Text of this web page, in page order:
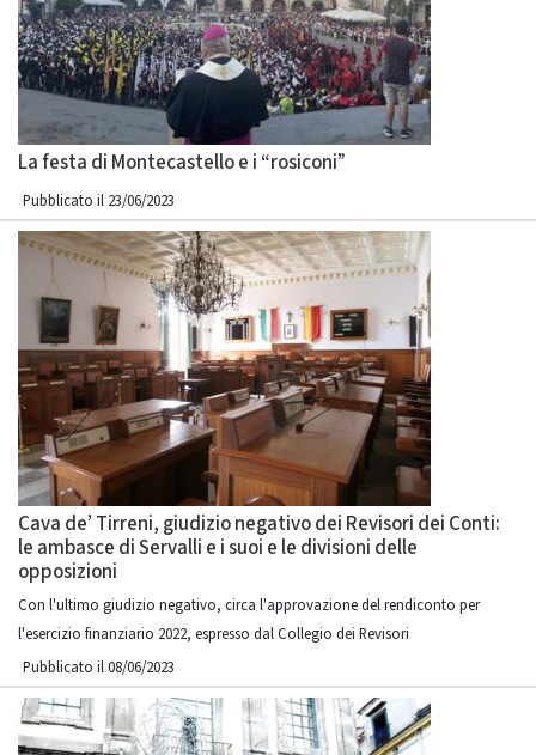
La festa di Montecastello e i “rosiconi”
Pubblicato il 23/06/2023
Cava de’ Tirreni, giudizio negativo dei Revisori dei Conti:
le ambasce di Servalli e i suoi e le divisioni delle
opposizioni
Con l'ultimo giudizio negativo, circa l'approvazione del rendiconto per
l'esercizio finanziario 2022, espresso dal Collegio dei Revisori
Pubblicato il 08/06/2023